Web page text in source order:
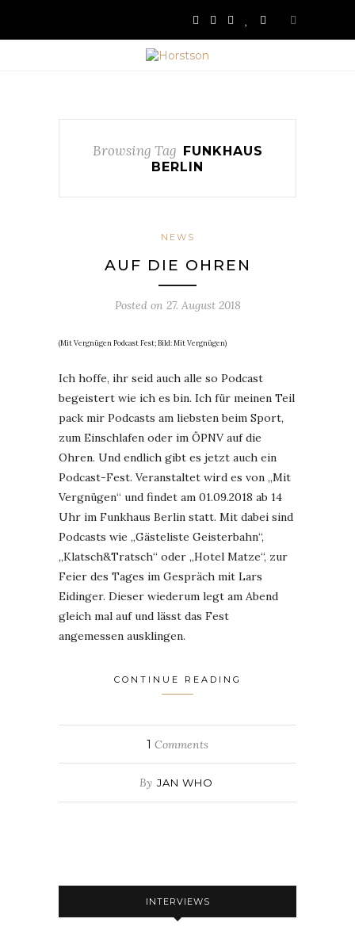
Browsing Tag
FUNKHAUS
BERLIN
NEWS
AUF DIE OHREN
Posted on 27. August 2018
(Mit Vergnügen Podcast Fest; Bild: Mit Vergnügen)
Ich hoffe, ihr seid auch alle so Podcast
begeistert wie ich es bin. Ich für meinen Teil
pack mir Podcasts am liebsten beim Sport,
zum Einschlafen oder im ÖPNV auf die
Ohren. Und endlich gibt es jetzt auch ein
Podcast-Fest. Veranstaltet wird es von „Mit
Vergnügen“ und findet am 01.09.2018 ab 14
Uhr im Funkhaus Berlin statt. Mit dabei sind
Podcasts wie „Gästeliste Geisterbahn“,
„Klatsch&Tratsch“ oder „Hotel Matze“, zur
Feier des Tages im Gespräch mit Lars
Eidinger. Dieser wiederum legt am Abend
gleich mal auf und lässt das Fest
angemessen ausklingen.
CONTINUE READING
1 Comments
By JAN WHO
INTERVIEWS